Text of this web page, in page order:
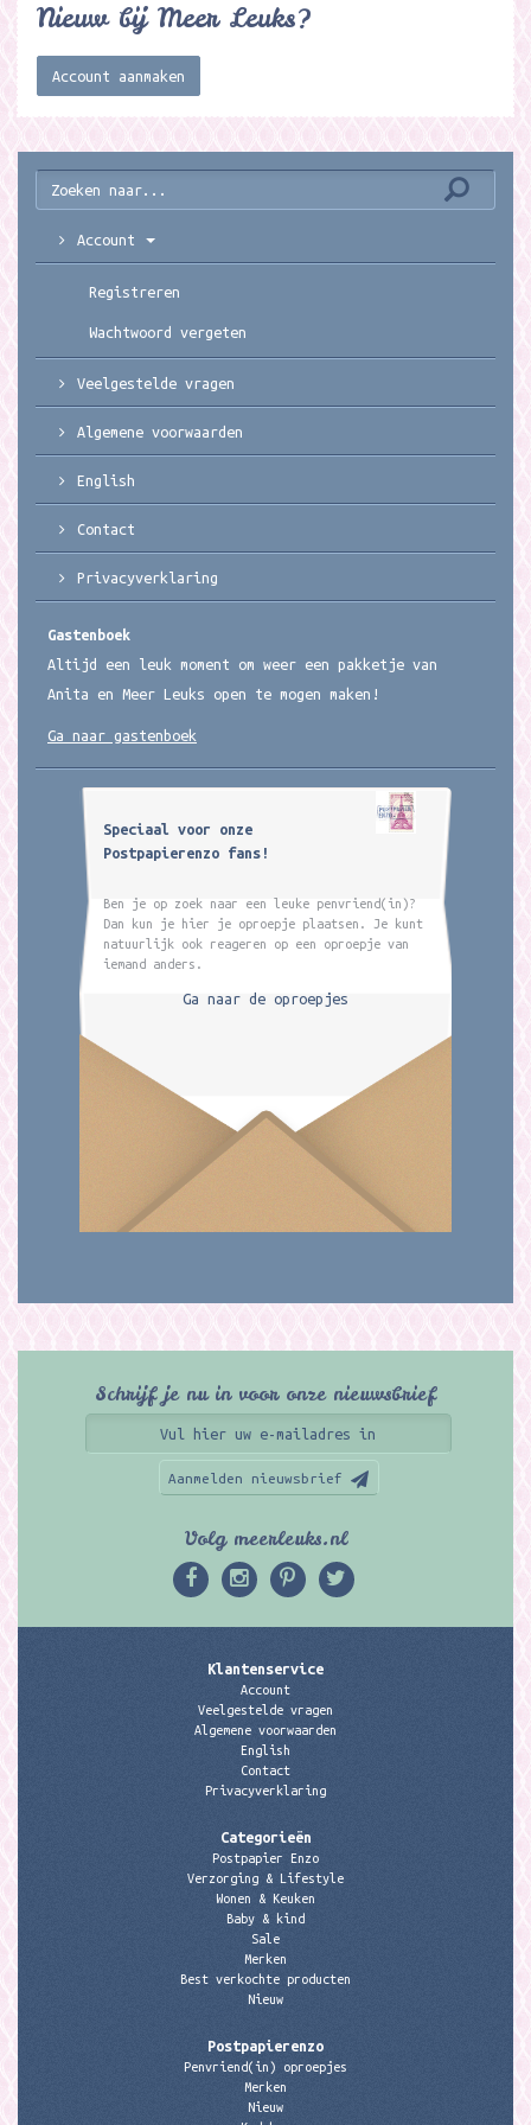
Nieuw bij Meer Leuks?
Account aanmaken
Account
Registreren
Wachtwoord vergeten
Veelgestelde vragen
Algemene voorwaarden
English
Contact
Privacyverklaring
Gastenboek
Altijd een leuk moment om weer een pakketje van
Anita en Meer Leuks open te mogen maken!
Ga naar gastenboek
Speciaal voor onze
Postpapierenzo fans!
Ben je op zoek naar een leuke penvriend(in)?
Dan kun je hier je oproepje plaatsen. Je kunt
natuurlijk ook reageren op een oproepje van
iemand anders.
Ga naar de oproepjes
Schrijf je nu in voor onze nieuwsbrief
Aanmelden nieuwsbrief
Volg meerleuks.nl
Klantenservice
Account
Veelgestelde vragen
Algemene voorwaarden
English
Contact
Privacyverklaring
Categorieën
Postpapier Enzo
Verzorging & Lifestyle
Wonen & Keuken
Baby & kind
Sale
Merken
Best verkochte producten
Nieuw
Postpapierenzo
Penvriend(in) oproepjes
Merken
Nieuw